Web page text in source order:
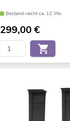
Bestand reicht ca. 12 Wo.
299,00€